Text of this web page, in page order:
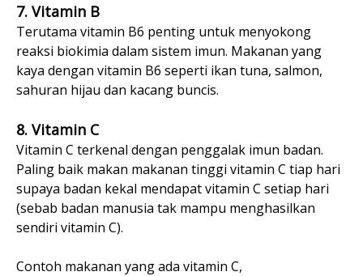
7. Vitamin B
Terutama vitamin B6 penting untuk menyokong
reaksi biokimia dalam sistem imun. Makanan yang
kaya dengan vitamin B6 seperti ikan tuna, salmon,
sahuran hijau dan kacang buncis.
8. Vitamin C
Vitamin C terkenal dengan penggalak imun badan.
Paling baik makan makanan tinggi vitamin C tiap hari
supaya badan kekal mendapat vitamin C setiap hari
(sebab badan manusia tak mampu menghasilkan
sendiri vitamin C).
Contoh makanan yang ada vitamin C,